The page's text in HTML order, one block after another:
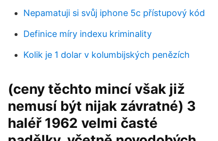
Nepamatuji si svůj iphone 5c přístupový kód
Definice míry indexu kriminality
Kolik je 1 dolar v kolumbijských penězích
(ceny těchto mincí však již
nemusí být nijak závratné) 3
haléř 1962 velmi časté